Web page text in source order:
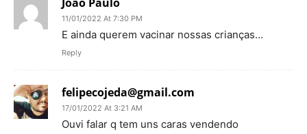
11/01/2022 At 7:30 PM
E ainda querem vacinar nossas crianças…
Reply
felipecojeda@gmail.com
17/01/2022 At 3:21 AM
Ouvi falar q tem uns caras vendendo